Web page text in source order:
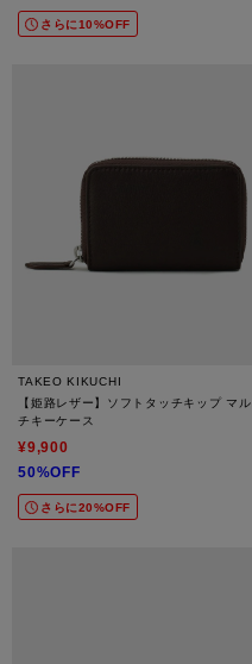
さらに10%OFF
TAKEO KIKUCHI
【姫路レザー】ソフトタッチキップ マル
チキーケース
¥9,900
50%OFF
さらに20%OFF